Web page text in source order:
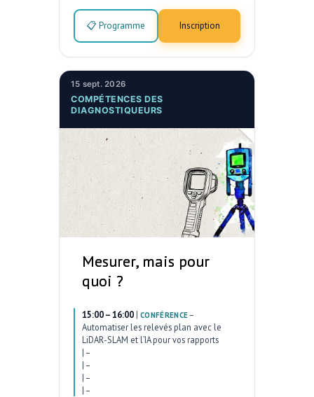
📋 Programme Inscription
15 sept. 2026
COMPÉTENCES DES
DIAGNOSTIQUEURS
Mesurer, mais pour
quoi ?
15:00 – 16:00 | CONFÉRENCE –
Automatiser les relevés plan avec le
LiDAR-SLAM et l’IA pour vos rapports
| –
| –
| –
| –